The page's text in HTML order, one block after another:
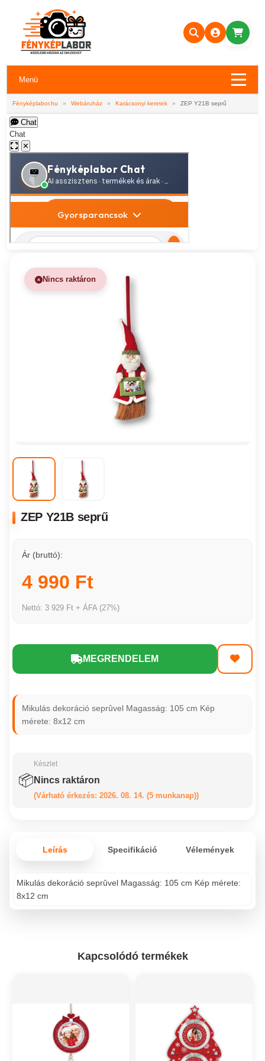
Menü
Fényképlabor.hu » Webáruház » Karácsonyi keretek » ZEP Y21B seprű
Chat
Chat
✕
Nincs raktáron
ZEP Y21B seprű
Ár (bruttó):
4 990 Ft
Nettó: 3 929 Ft + ÁFA (27%)
MEGRENDELEM
Mikulás dekoráció seprûvel Magasság: 105 cm Kép
mérete: 8x12 cm
📦
Készlet
Nincs raktáron
(Várható érkezés: 2026. 08. 14. (5 munkanap))
Leírás Specifikáció Vélemények
Mikulás dekoráció seprûvel Magasság: 105 cm Kép mérete:
8x12 cm
Kapcsolódó termékek